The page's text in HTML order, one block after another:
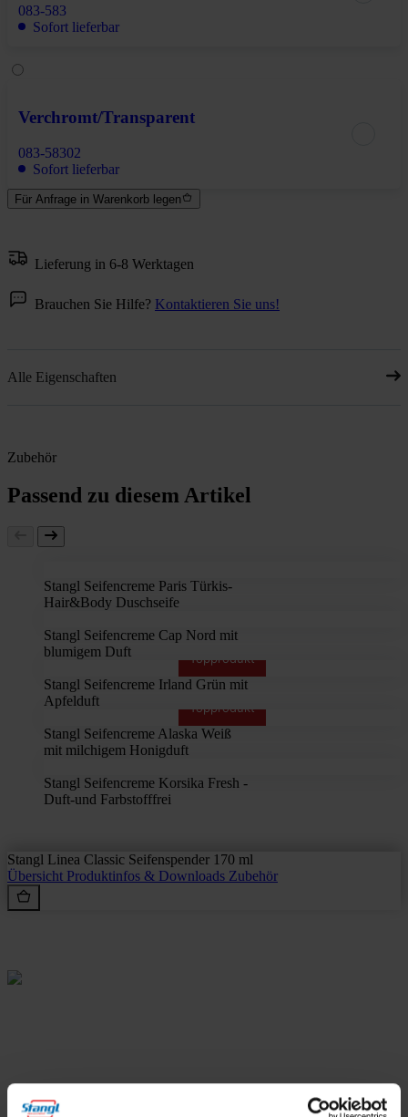
083-583
Sofort lieferbar
Verchromt/Transparent
083-58302
Sofort lieferbar
Für Anfrage in Warenkorb legen
Lieferung in 6-8 Werktagen
Brauchen Sie Hilfe? Kontaktieren Sie uns!
Alle Eigenschaften
Zubehör
Passend zu diesem Artikel
Stangl Seifencreme Paris Türkis-
Hair&Body Duschseife
Stangl Seifencreme Cap Nord mit
blumigem Duft
Topprodukt
Stangl Seifencreme Irland Grün mit
Apfelduft
Topprodukt
Stangl Seifencreme Alaska Weiß
mit milchigem Honigduft
Stangl Seifencreme Korsika Fresh -
Duft-und Farbstofffrei
Stangl Linea Classic Seifenspender 170 ml
Übersicht Produktinfos & Downloads Zubehör